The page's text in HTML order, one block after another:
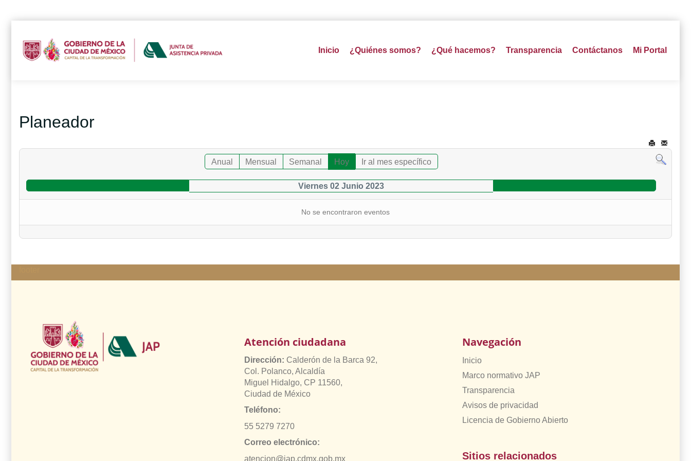
Inicio ¿Quiénes somos? ¿Qué hacemos? Transparencia Contáctanos Mi Portal
Planeador
Anual Mensual Semanal Hoy Ir al mes específico
Viernes 02 Junio 2023
No se encontraron eventos
Atención ciudadana
Dirección: Calderón de la Barca 92,
Col. Polanco, Alcaldía
Miguel Hidalgo, CP 11560,
Ciudad de México
Teléfono:
55 5279 7270
Correo electrónico:
atencion@jap.cdmx.gob.mx
Navegación
Inicio
Marco normativo JAP
Transparencia
Avisos de privacidad
Licencia de Gobierno Abierto
Sitios relacionados